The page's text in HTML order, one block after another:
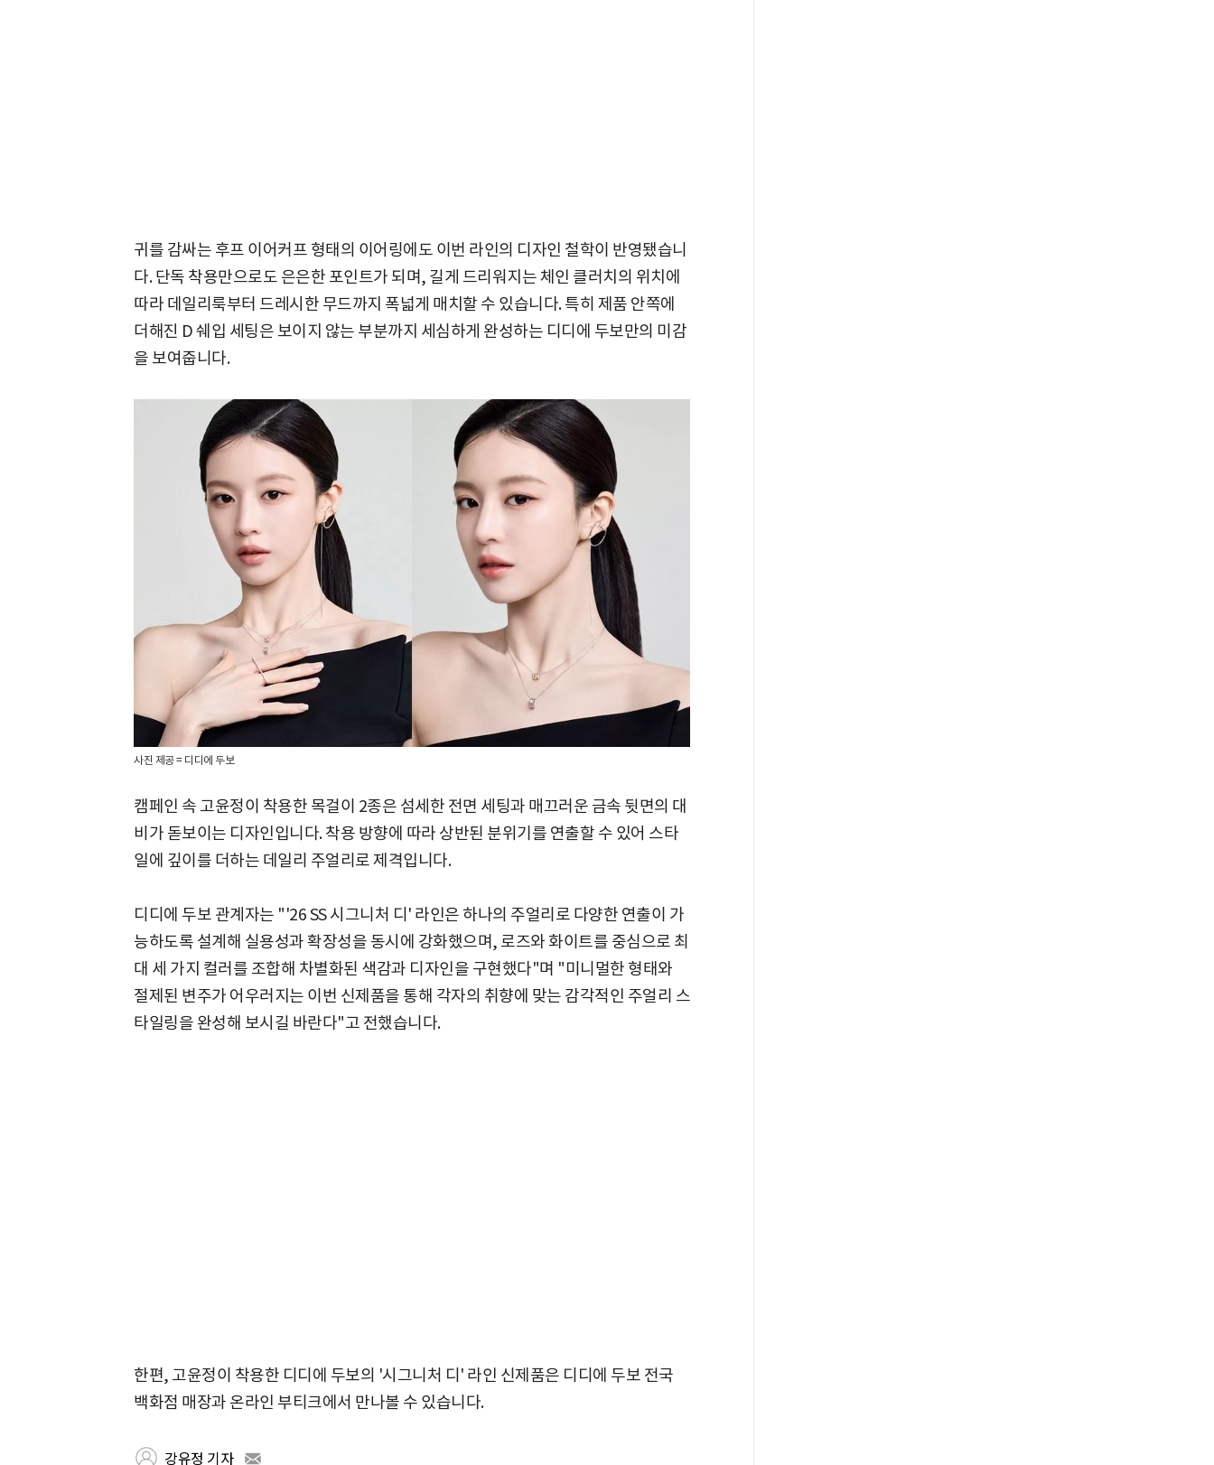
귀를 감싸는 후프 이어커프 형태의 이어링에도 이번 라인의 디자인 철학이 반영됐습니
다. 단독 착용만으로도 은은한 포인트가 되며, 길게 드리워지는 체인 클러치의 위치에
따라 데일리룩부터 드레시한 무드까지 폭넓게 매치할 수 있습니다. 특히 제품 안쪽에
더해진 D 쉐입 세팅은 보이지 않는 부분까지 세심하게 완성하는 디디에 두보만의 미감
을 보여줍니다.
사진 제공 = 디디에 두보
캠페인 속 고윤정이 착용한 목걸이 2종은 섬세한 전면 세팅과 매끄러운 금속 뒷면의 대
비가 돋보이는 디자인입니다. 착용 방향에 따라 상반된 분위기를 연출할 수 있어 스타
일에 깊이를 더하는 데일리 주얼리로 제격입니다.
디디에 두보 관계자는 "'26 SS 시그니처 디' 라인은 하나의 주얼리로 다양한 연출이 가
능하도록 설계해 실용성과 확장성을 동시에 강화했으며, 로즈와 화이트를 중심으로 최
대 세 가지 컬러를 조합해 차별화된 색감과 디자인을 구현했다"며 "미니멀한 형태와
절제된 변주가 어우러지는 이번 신제품을 통해 각자의 취향에 맞는 감각적인 주얼리 스
타일링을 완성해 보시길 바란다"고 전했습니다.
한편, 고윤정이 착용한 디디에 두보의 '시그니처 디' 라인 신제품은 디디에 두보 전국
백화점 매장과 온라인 부티크에서 만나볼 수 있습니다.
강유정 기자